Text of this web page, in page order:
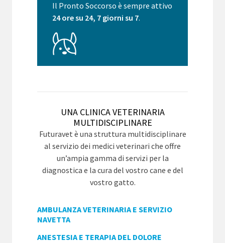
Il Pronto Soccorso è sempre attivo
24 ore su 24, 7 giorni su 7.
UNA CLINICA VETERINARIA
MULTIDISCIPLINARE
Futuravet è una struttura multidisciplinare
al servizio dei medici veterinari che offre
un’ampia gamma di servizi per la
diagnostica e la cura del vostro cane e del
vostro gatto.
AMBULANZA VETERINARIA E SERVIZIO
NAVETTA
ANESTESIA E TERAPIA DEL DOLORE